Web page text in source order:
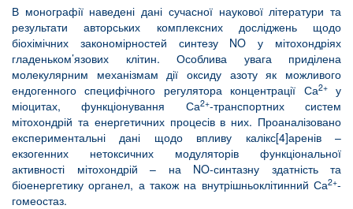
В монографії наведені дані сучасної наукової літератури та
результати авторських комплексних досліджень щодо
біохімічних закономірностей синтезу NO у мітохондріях
гладеньком’язових клітин. Особлива увага приділена
молекулярним механізмам дії оксиду азоту як можливого
ендогенного специфічного регулятора концентрації Са2+у
міоцитах, функціонування Са2+-транспортних систем
мітохондрій та енергетичних процесів в них. Проаналізовано
експериментальні дані щодо впливу калікс[4]аренів –
екзогенних нетоксичних модуляторів функціональної
активності мітохондрій – на NO-синтазну здатність та
біоенергетику органел, а також на внутрішньоклітинний Са2+-
гомеостаз.